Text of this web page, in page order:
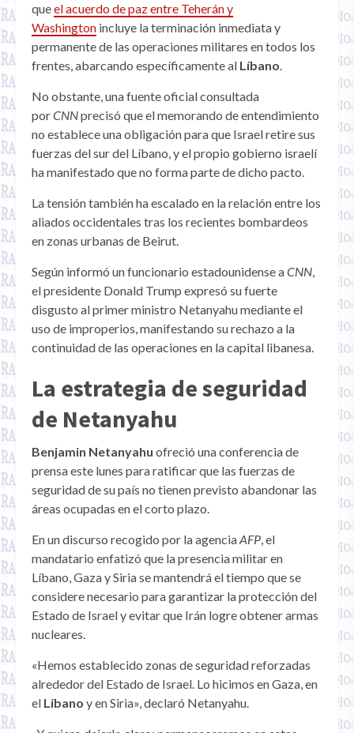
queel acuerdo de paz entre Teherán y
Washington incluye la terminación inmediata y
permanente de las operaciones militares en todos los
frentes, abarcando específicamente al Líbano.
No obstante, una fuente oficial consultada
porCNNprecisó que el memorando de entendimiento
no establece una obligación para que Israel retire sus
fuerzas del sur del Líbano, y el propio gobierno israelí
ha manifestado que no forma parte de dicho pacto.
La tensión también ha escalado en la relación entre los
aliados occidentales tras los recientes bombardeos
en zonas urbanas de Beirut.
Según informó un funcionario estadounidense aCNN,
el presidente Donald Trump expresó su fuerte
disgusto al primer ministro Netanyahu mediante el
uso de improperios, manifestando su rechazo a la
continuidad de las operaciones en la capital libanesa.
La estrategia de seguridad
de Netanyahu
Benjamin Netanyahu ofreció una conferencia de
prensa este lunes para ratificar que las fuerzas de
seguridad de su país no tienen previsto abandonar las
áreas ocupadas en el corto plazo.
En un discurso recogido por la agenciaAFP, el
mandatario enfatizó que la presencia militar en
Líbano, Gaza y Siria se mantendrá el tiempo que se
considere necesario para garantizar la protección del
Estado de Israel y evitar que Irán logre obtener armas
nucleares.
«Hemos establecido zonas de seguridad reforzadas
alrededor del Estado de Israel. Lo hicimos en Gaza, en
el Líbano y en Siria», declaró Netanyahu.